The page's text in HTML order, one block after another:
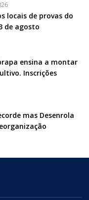
locais de provas do
de agosto
ensina a montar
Inscrições
mas Desenrola